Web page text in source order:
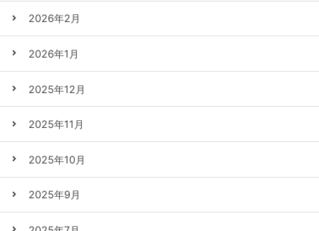
2026年2月
2026年1月
2025年12月
2025年11月
2025年10月
2025年9月